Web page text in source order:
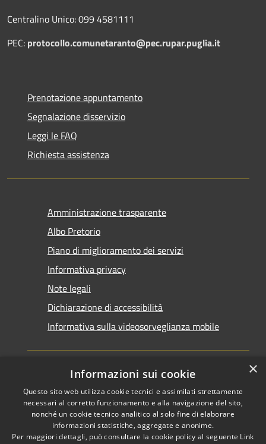
Centralino Unico: 099 4581111
PEC: protocollo.comunetaranto@pec.rupar.puglia.it
Prenotazione appuntamento
Segnalazione disservizio
Leggi le FAQ
Richiesta assistenza
Amministrazione trasparente
Albo Pretorio
Piano di miglioramento dei servizi
Informativa privacy
Note legali
Dichiarazione di accessibilità
Informativa sulla videosorveglianza mobile
RSS
Accessibilità
Copyright © 2026 • Comune di
Taranto • Powered by
Municipium•Accesso
×
Informazioni sui cookie
Questo sito web utilizza cookie tecnici e assimilati strettamente
necessari al corretto funzionamento e alla navigazione del sito,
nonché un cookie tecnico analitico al solo fine di elaborare
informazioni statistiche, aggregate e anonime.
Per maggiori dettagli, può consultare la cookie policy al seguente Link